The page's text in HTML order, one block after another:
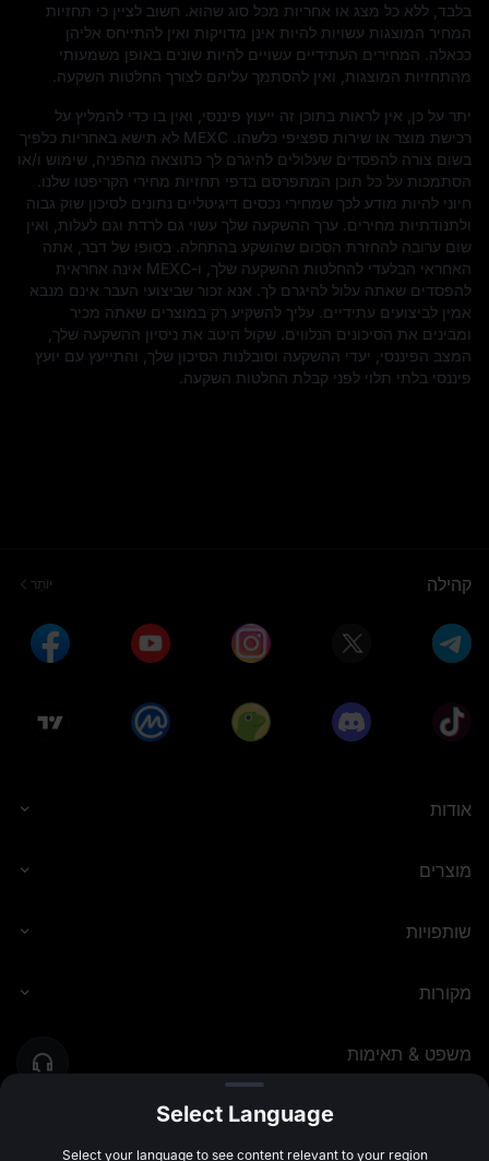
בלבד, ללא כל מצג או אחריות מכל סוג שהוא. חשוב לציין כי תחזיות
המחיר המוצגות עשויות להיות אינן מדויקות ואין להתייחס אליהן
ככאלה. המחירים העתידיים עשויים להיות שונים באופן משמעותי
מהתחזיות המוצגות, ואין להסתמך עליהם לצורך החלטות השקעה.
יתר על כן, אין לראות בתוכן זה ייעוץ פיננסי, ואין בו כדי להמליץ על
רכישת מוצר או שירות ספציפי כלשהו. MEXC לא תישא באחריות כלפיך
בשום צורה להפסדים שעלולים להיגרם לך כתוצאה מהפניה, שימוש ו/או
הסתמכות על כל תוכן המתפרסם בדפי תחזיות מחירי הקריפטו שלנו.
חיוני להיות מודע לכך שמחירי נכסים דיגיטליים נתונים לסיכון שוק גבוה
ולתנודתיות מחירים. ערך ההשקעה שלך עשוי גם לרדת וגם לעלות, ואין
שום ערובה להחזרת הסכום שהושקע בהתחלה. בסופו של דבר, אתה
האחראי הבלעדי להחלטות ההשקעה שלך, ו-MEXC אינה אחראית
להפסדים שאתה עלול להיגרם לך. אנא זכור שביצועי העבר אינם מנבא
אמין לביצועים עתידיים. עליך להשקיע רק במוצרים שאתה מכיר
ומבינים את הסיכונים הנלווים. שקול היטב את ניסיון ההשקעה שלך,
המצב הפיננסי, יעדי ההשקעה וסובלנות הסיכון שלך, והתייעץ עם יועץ
פיננסי בלתי תלוי לפני קבלת החלטות השקעה.
קהילה יוֹתֵר
אודות
מוצרים
שותפויות
מקורות
משפט & תאימות
©
2026
MEXC.COM
Select Language
Select your language to see content relevant to your region